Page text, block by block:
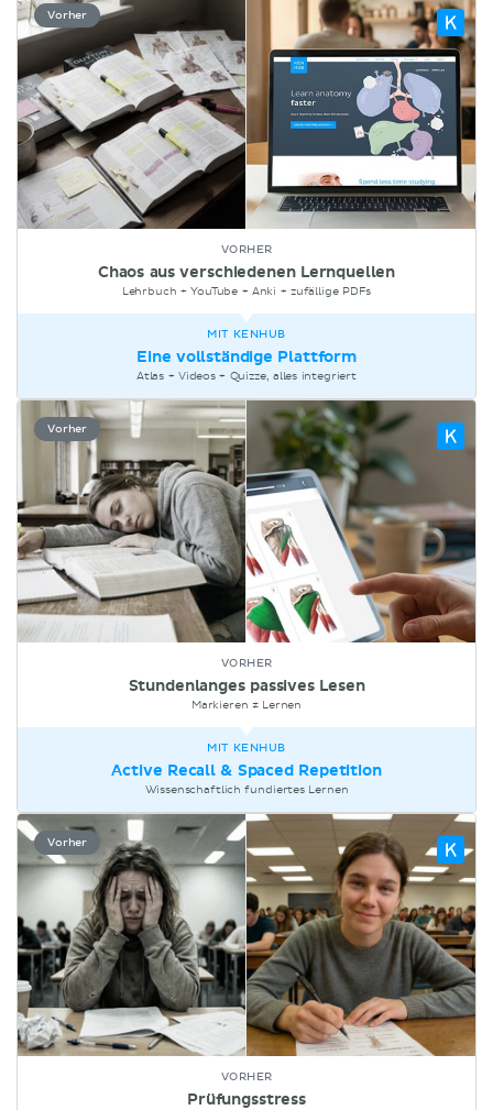
Vorher
Chaos aus verschiedenen Lernquellen
Lehrbuch + YouTube + Anki + zufällige PDFs
Eine vollständige Plattform
Atlas + Videos + Quizze, alles integriert
Vorher
Stundenlanges passives Lesen
Markieren ≠ Lernen
Active Recall & Spaced Repetition
Wissenschaftlich fundiertes Lernen
Vorher
Prüfungsstress